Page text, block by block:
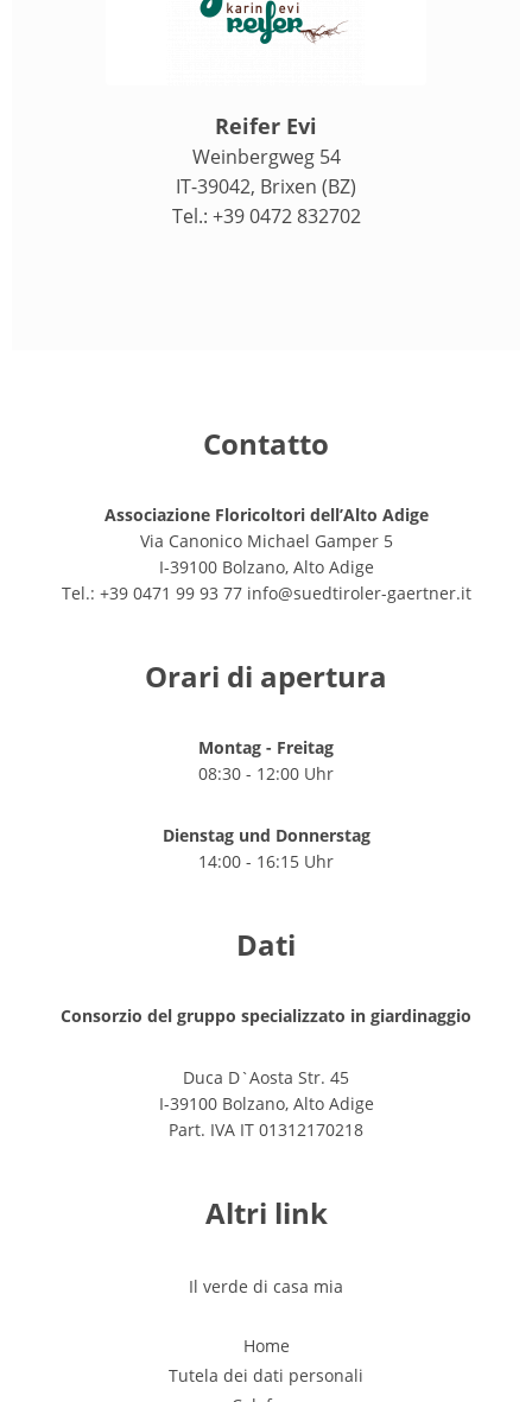
Reifer Evi
Weinbergweg 54
IT-39042, Brixen (BZ)
Tel.: +39 0472 832702
Contatto
Associazione Floricoltori dell’Alto Adige
Via Canonico Michael Gamper 5
I-39100 Bolzano, Alto Adige
Tel.: +39 0471 99 93 77 info@suedtiroler-gaertner.it
Orari di apertura
Montag - Freitag
08:30 - 12:00 Uhr
Dienstag und Donnerstag
14:00 - 16:15 Uhr
Dati
Consorzio del gruppo specializzato in giardinaggio
Duca D`Aosta Str. 45
I-39100 Bolzano, Alto Adige
Part. IVA IT 01312170218
Altri link
Il verde di casa mia
Home
Tutela dei dati personali